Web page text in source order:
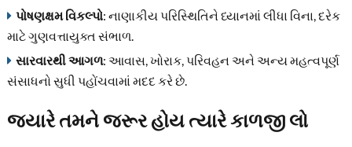
પોષણક્ષમ વિકલ્પો: નાણાકીય પરિસ્થિતિને ધ્યાનમાં લીધા વિના, દરેક
માટે ગુણવત્તાયુક્ત સંભાળ.
સારવારથી આગળ: આવાસ, ખોરાક, પરિવહન અને અન્ય મહત્વપૂર્ણ
સંસાધનો સુધી પહોંચવામાં મદદ કરે છે.
જ્યારે તમને જરૂર હોય ત્યારે કાળજી લો